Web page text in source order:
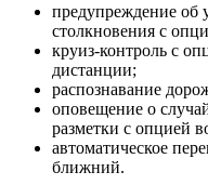
предупреждение об
столкновения с
круиз-контроль с
дистанции;
распознавание
оповещение о
разметки с опцией
автоматическое
ближний.